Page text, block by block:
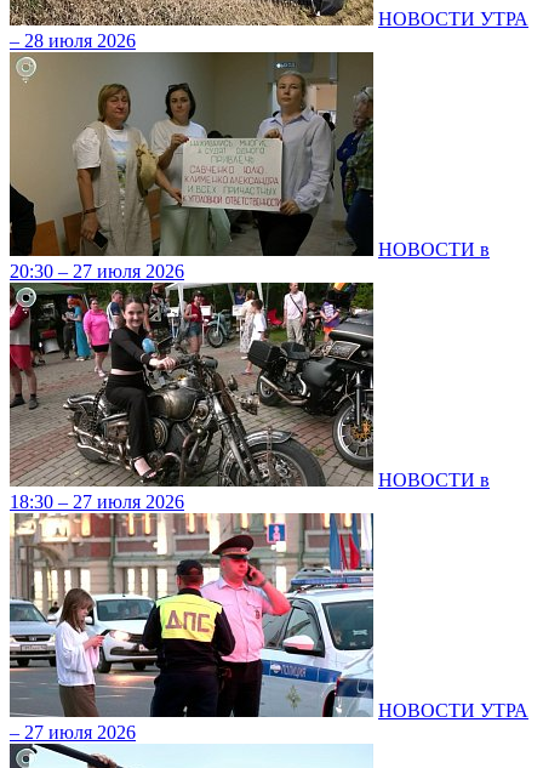
НОВОСТИ УТРА
– 28 июля 2026
НОВОСТИ в
20:30 – 27 июля 2026
НОВОСТИ в
18:30 – 27 июля 2026
НОВОСТИ УТРА
– 27 июля 2026